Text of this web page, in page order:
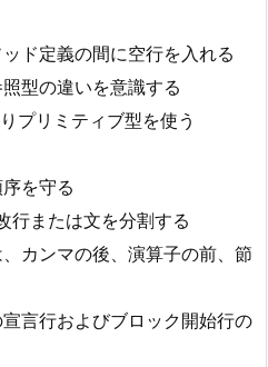
ド定義の間に空行を入れる
型の違いを意識する
プリミティブ型を使う
を守る
行または文を分割する
カンマの後、演算子の前、節
言行およびブロック開始行の